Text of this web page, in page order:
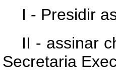
I - Presidir
II - assinar
Secretaria